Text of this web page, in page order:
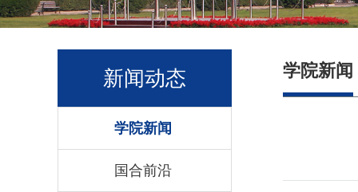
新闻动态
学院新闻
国合前沿
学院新闻